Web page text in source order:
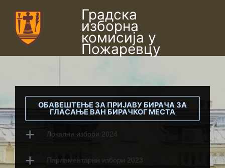
Пређи
садржај
Градска
изборна
комисија у
Пожаревцу
ОБАВЕШТЕЊЕ ЗА ПРИЈАВУ БИРАЧА ЗА
ГЛАСАЊЕ ВАН БИРАЧКОГ МЕСТА
Локални избори 2024
Парламентарни избори 2023